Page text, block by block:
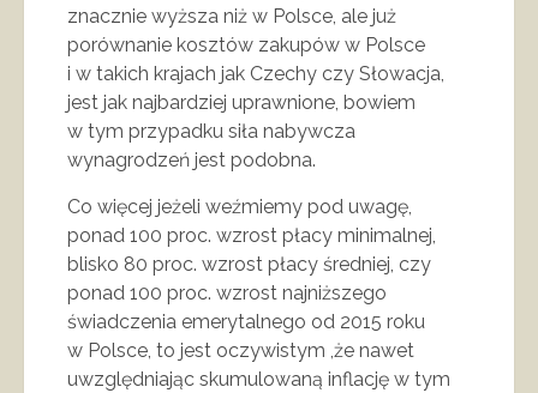
znacznie wyższa niż w Polsce, ale już
porównanie kosztów zakupów w Polsce
i w takich krajach jak Czechy czy Słowacja,
jest jak najbardziej uprawnione, bowiem
w tym przypadku siła nabywcza
wynagrodzeń jest podobna.
Co więcej jeżeli weźmiemy pod uwagę,
ponad 100 proc. wzrost płacy minimalnej,
blisko 80 proc. wzrost płacy średniej, czy
ponad 100 proc. wzrost najniższego
świadczenia emerytalnego od 2015 roku
w Polsce, to jest oczywistym ,że nawet
uwzględniając skumulowaną inflację w tym